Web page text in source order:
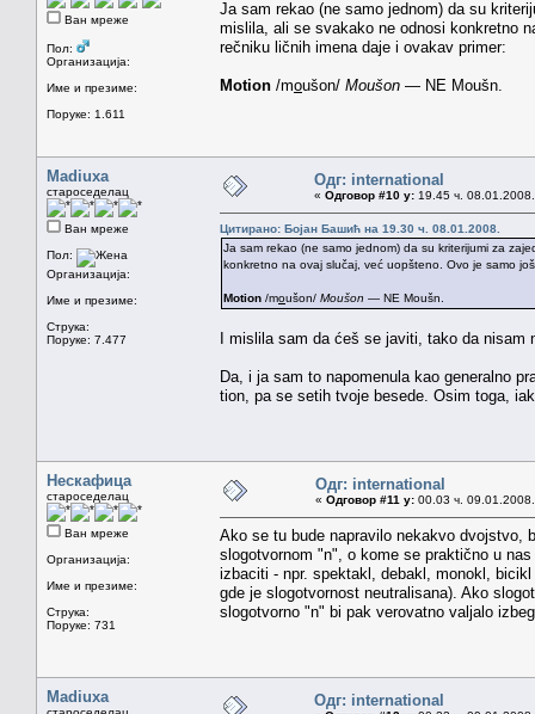
Ван мреже
Пол:
Организација:
Име и презиме:
Поруке: 1.611
Ja sam rekao (ne samo jednom) da su
mislila, ali se svakako ne odnosi konkretno
rečniku ličnih imena daje i ovakav primer:
Motion /moušon/ Moušon — NE Moušn.
Madiuxa
староседелац
Ван мреже
Пол:
Организација:
Име и презиме:
Струка:
Поруке: 7.477
Одг: international
« Одговор #10 у: 19.45 ч.
Цитирано: Бојан Башић на 19.30 ч. 08.01.2008.
Ja sam rekao (ne samo jednom) da su kriterijumi za
konkretno na ovaj slučaj, već uopšteno. Ovo je samo
Motion /moušon/ Moušon — NE Moušn.
I mislila sam da ćeš se javiti, tako da nisam
Da, i ja sam to napomenula kao generalno
tion, pa se setih tvoje besede. Osim toga,
Нескафица
староседелац
Ван мреже
Организација:
Име и презиме:
Струка:
Поруке: 731
Одг: international
« Одговор #11 у: 00.03 ч.
Ako se tu bude napravilo nekakvo dvojstvo,
slogotvornom "n", o kome se praktično u
izbaciti - npr. spektakl, debakl, monokl,
gde je slogotvornost neutralisana). Ako
slogotvorno "n" bi pak verovatno valjalo
Madiuxa Одг: international